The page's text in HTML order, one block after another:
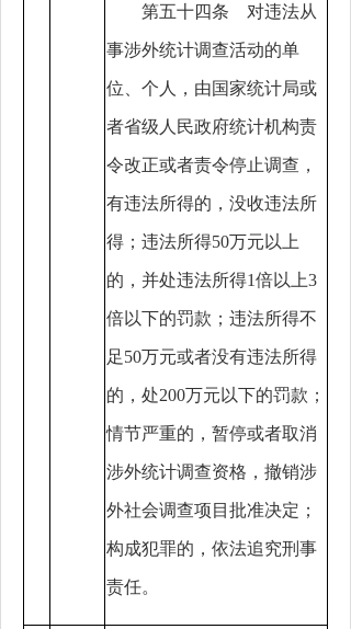
第五十四条 对违法从
事涉外统计调查活动的单
位、个人，由国家统计局或
者省级人民政府统计机构责
令改正或者责令停止调查，
有违法所得的，没收违法所
得；违法所得50万元以上
的，并处违法所得1倍以上3
倍以下的罚款；违法所得不
足50万元或者没有违法所得
的，处200万元以下的罚款；
情节严重的，暂停或者取消
涉外统计调查资格，撤销涉
外社会调查项目批准决定；
构成犯罪的，依法追究刑事
责任。